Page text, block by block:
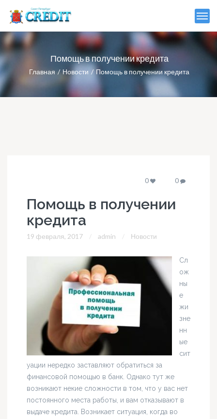
Помощь в получении кредита
Главная Новости Помощь в получении кредита
0 0
Помощь в получении
кредита
19 февраля, 2017 admin Новости
Сл
ож
ны
е
жи
зне
нн
ые
сит
уации нередко заставляют обратиться за
финансовой помощью в банк. Однако тут же
возникают некие сложности в том, что у вас нет
постоянного места работы, и вам отказывают в
выдаче кредита. Возникает ситуация, когда во